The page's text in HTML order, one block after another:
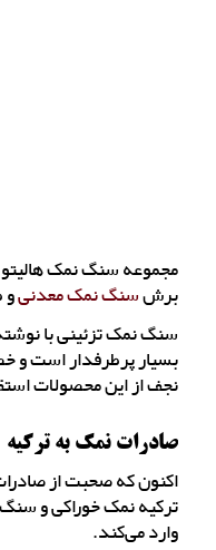
مجموعه سنگ نمک
برشسنگ نمک معدنیو
سنگ نمک تزئینی با
بسیار پرطرفدار است و
نجف از این محصولات
صادرات نمک به ترکیه
اکنون که صحبت از
ترکیه نمک خوراکی و سنگ
وارد می‌کند.